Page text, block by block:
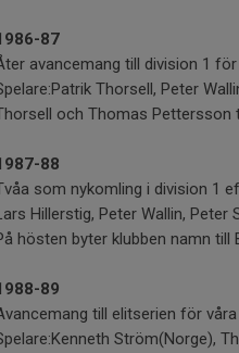
87
avancemang till division 1
Thorsell, Peter
och Thomas Pettersson
88
som nykomling i division 1
Hillerstig, Peter Wallin,
hösten byter klubben namn till
89
till elitserien för våra
Ström(Norge),